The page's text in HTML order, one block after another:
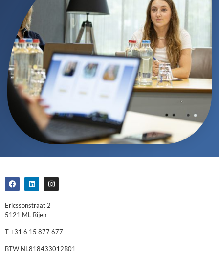
Ericssonstraat 2
5121 ML Rijen
T +31 6 15 877 677
BTW NL818433012B01